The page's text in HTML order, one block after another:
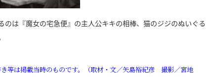
は『魔女の宅急便』の主人公キキの相棒、猫のジジのぬいぐる
等は掲載当時のものです。（取材・文／矢島裕紀彦 撮影／宮地